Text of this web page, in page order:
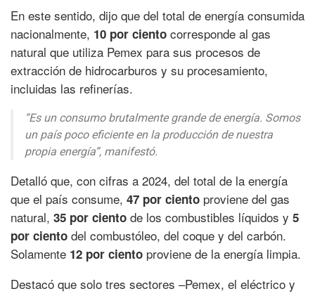
En este sentido, dijo que del total de energía consumida
nacionalmente, 10 por ciento corresponde al gas
natural que utiliza Pemex para sus procesos de
extracción de hidrocarburos y su procesamiento,
incluidas las refinerías.
“Es un consumo brutalmente grande de energía. Somos
un país poco eficiente en la producción de nuestra
propia energía”, manifestó.
Detalló que, con cifras a 2024, del total de la energía
que el país consume, 47 por ciento proviene del gas
natural, 35 por ciento de los combustibles líquidos y 5
por ciento del combustóleo, del coque y del carbón.
Solamente 12 por ciento proviene de la energía limpia.
Destacó que solo tres sectores –Pemex, el eléctrico y